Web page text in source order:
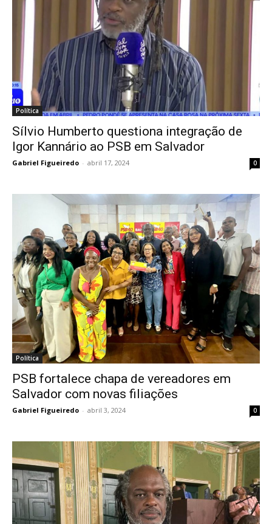
Política
Sílvio Humberto questiona integração de
Igor Kannário ao PSB em Salvador
Gabriel Figueiredo - abril 17, 2024 0
Política
PSB fortalece chapa de vereadores em
Salvador com novas filiações
Gabriel Figueiredo - abril 3, 2024 0